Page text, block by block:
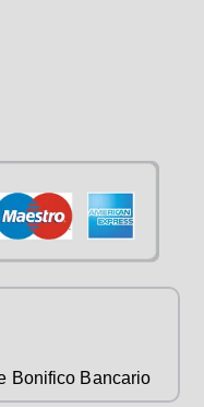
Bonifico Bancario